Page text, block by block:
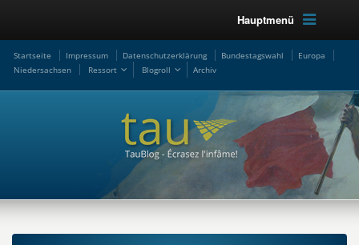
Hauptmenü
Startseite Impressum Datenschutzerklärung Bundestagswahl
Europa
Niedersachsen
Ressort Blogroll Archiv